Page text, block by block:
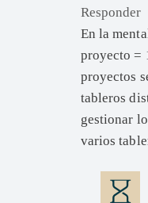
Responder
En la
proyecto =
proyectos
tableros
gestionar
varios